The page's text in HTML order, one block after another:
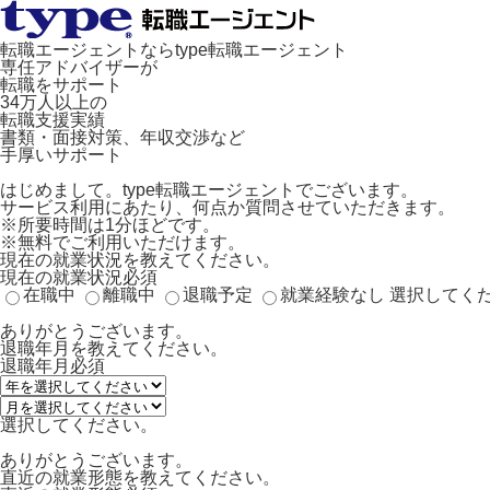
転職エージェントならtype転職エージェント
専任アドバイザーが
転職をサポート
34万人以上の
転職支援実績
書類・面接対策、年収交渉など
手厚いサポート
はじめまして。type転職エージェントでございます。
サービス利用にあたり、何点か質問させていただきます。
※所要時間は1分ほどです。
※無料でご利用いただけます。
現在の就業状況を教えてください。
現在の就業状況必須
在職中
離職中 退職予定 就業経験なし 選択してく
ありがとうございます。
退職年月を教えてください。
退職年月 必須
選択してください。
ありがとうございます。
直近の就業形態を教えてください。